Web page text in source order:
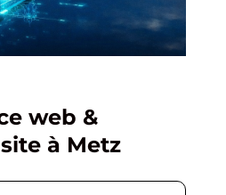
web &
à Metz